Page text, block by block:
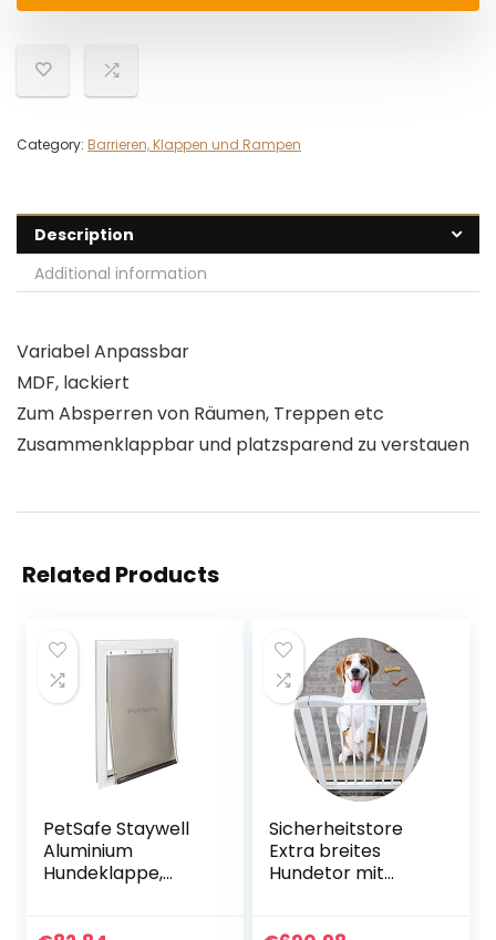
Category: Barrieren, Klappen und Rampen
Description
Additional information
Variabel Anpassbar
MDF, lackiert
Zum Absperren von Räumen, Treppen etc
Zusammenklappbar und platzsparend zu verstauen
Related Products
PetSafe Staywell
Aluminium
Hundeklappe,
Sicherheitstore
Extra breites
Hundetor mit